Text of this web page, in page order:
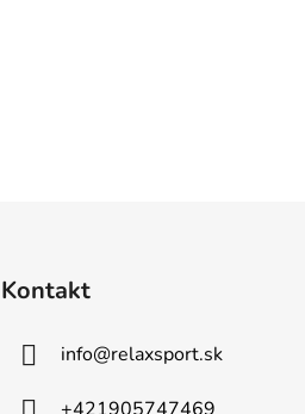
Kontakt
info@relaxsport.sk